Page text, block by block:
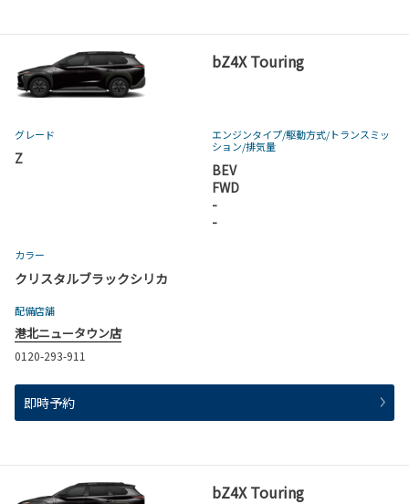
bZ4X Touring
グレード
Z
エンジンタイプ/駆動方式/トランスミッ
ション/排気量
BEV
FWD
-
-
カラー
クリスタルブラックシリカ
配備店舗
港北ニュータウン店
0120-293-911
即時予約
bZ4X Touring